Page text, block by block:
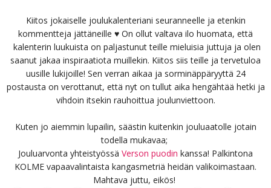
Kiitos jokaiselle joulukalenteriani seuranneelle ja etenkin
kommentteja jättäneille ♥ On ollut valtava ilo huomata, että
kalenterin luukuista on paljastunut teille mieluisia juttuja ja olen
saanut jakaa inspiraatiota muillekin. Kiitos siis teille ja tervetuloa
uusille lukijoille! Sen verran aikaa ja sorminäppäryyttä 24
postausta on verottanut, että nyt on tullut aika hengähtää hetki ja
vihdoin itsekin rauhoittua joulunviettoon.
Kuten jo aiemmin lupailin, säästin kuitenkin jouluaatolle jotain
todella mukavaa;
Jouluarvonta yhteistyössä Verson puodin kanssa! Palkintona
KOLME vapaavalintaista kangasmetriä heidän valikoimastaan.
Mahtava juttu, eikös!